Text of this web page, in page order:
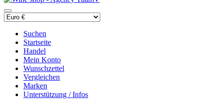
Suchen
Startseite
Handel
Mein Konto
Wunschzettel
Vergleichen
Marken
Unterstützung / Infos